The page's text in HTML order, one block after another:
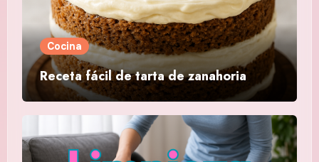
Cocina
Receta fácil de tarta de zanahoria